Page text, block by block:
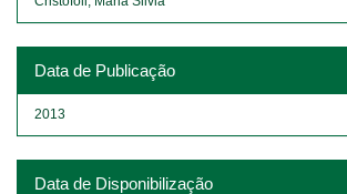
Data de Publicação
2013
Data de Disponibilização